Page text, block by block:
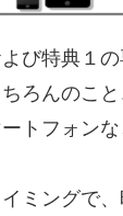
び特典１
ろんのこと
トフォン
ミングで